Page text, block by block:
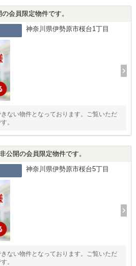
会員限定物件です。
神奈川県伊勢原市桜台1丁目
ない物件となっております。ご覧いただ
。
公開の会員限定物件です。
神奈川県伊勢原市桜台5丁目
ない物件となっております。ご覧いただ
。